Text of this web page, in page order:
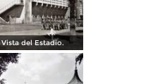
Vista del Estadio.